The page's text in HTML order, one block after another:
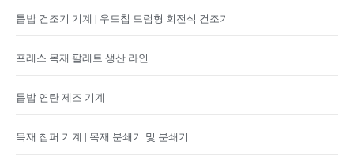
톱밥 건조기 기계 | 우드칩 드럼형 회전식 건조기
프레스 목재 팔레트 생산 라인
톱밥 연탄 제조 기계
목재 칩퍼 기계 | 목재 분쇄기 및 분쇄기